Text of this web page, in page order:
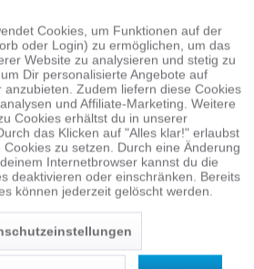
3-
€
MANFROTTO LUMIMUSE
3 LED LICHT
26,95 €
UVP: 52,95 € 1
Aktiv
Inaktiv
Inaktiv
Inaktiv
Cookies, um Funktionen auf der
oder Login) zu ermöglichen, um das
Website zu analysieren und stetig zu
Dir personalisierte Angebote auf
Zudem liefern diese Cookies
und Affiliate-Marketing. Weitere
Cookies erhältst du in unserer
das Klicken auf "Alles klar!" erlaubst
zu setzen. Durch eine Änderung
Internetbrowser kannst du die
deaktivieren oder einschränken. Bereits
können jederzeit gelöscht werden.